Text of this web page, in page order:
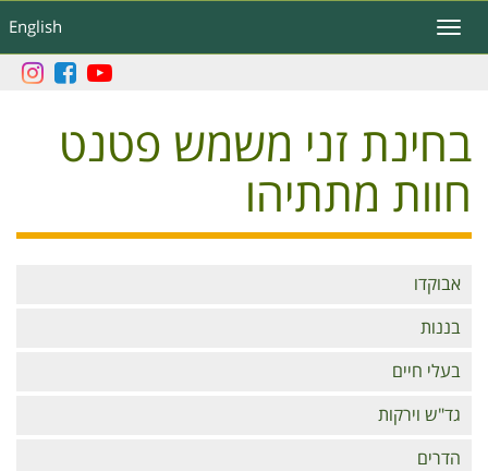
לתוכן
העיקרי
English
Toggle
navigation
בחינת זני משמש פטנט
חוות מתתיהו
Branches
אבוקדו
בננות
בעלי חיים
גד"ש וירקות
הדרים